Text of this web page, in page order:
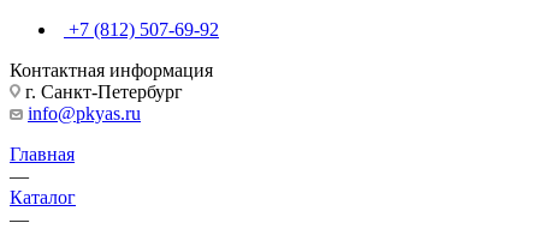
+7 (812) 507-69-92
Контактная информация
г. Санкт-Петербург
info@pkyas.ru
Главная
—
Каталог
—